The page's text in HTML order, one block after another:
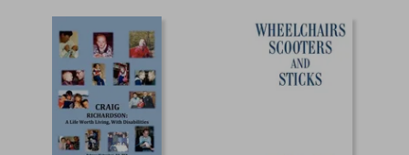
5%
dcto. 61,29 €